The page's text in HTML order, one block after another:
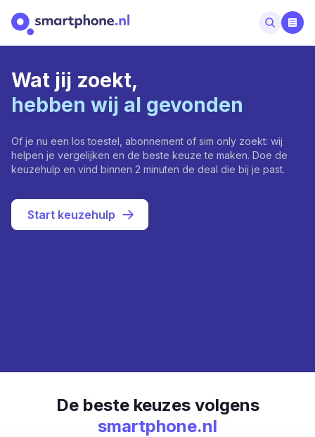
Wat jij zoekt,
hebben wij al gevonden
Of je nu een los toestel, abonnement of sim only zoekt: wij
helpen je vergelijken en de beste keuze te maken. Doe de
keuzehulp en vind binnen 2 minuten de deal die bij je past.
Start keuzehulp
De beste keuzes volgens
smartphone.nl